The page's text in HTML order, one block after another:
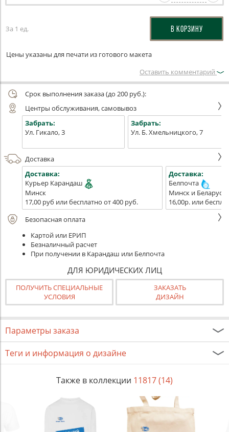
За 1 ед. В КОРЗИНУ
Цены указаны для печати из готового макета
Оставить комментарий
Срок выполнения заказа (до 200 руб.):
Центры обслуживания, самовывоз
Забрать:
Ул. Гикало, 3
Забрать:
Ул. Б. Хмельницкого, 7
Доставка
Доставка:
Курьер Карандаш
Минск
17,00 руб или бесплатно от 400 руб.
Доставка:
Белпочта
Минск и Беларусь
16,00р. или
Безопасная оплата
Картой или ЕРИП
Безналичный расчет
При получении в Карандаш или Белпочта
ДЛЯ ЮРИДИЧЕСКИХ ЛИЦ
ПОЛУЧИТЬ СПЕЦИАЛЬНЫЕ
УСЛОВИЯ
ЗАКАЗАТЬ
ДИЗАЙН
Параметры заказа
Теги и информация о дизайне
Также в коллекции 11817 (14)